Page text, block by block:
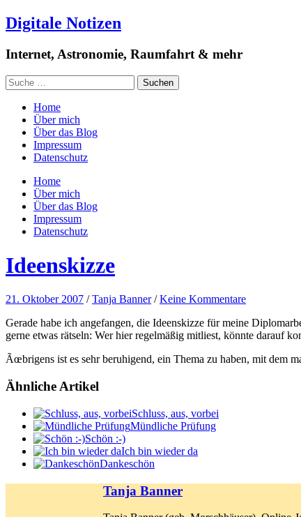
Digitale Notizen
Internet, Astronomie, Raumfahrt & mehr
Home
Über mich
Über das Blog
Impressum
Datenschutz
Home
Über mich
Über das Blog
Impressum
Datenschutz
Ideenskizze
21. Oktober 2007 /Tanja Banner /Keine Kommentare
Gerade habe ich angefangen, die Ideenskizze für meine
gerne etwas rätseln: Wer hier regelmäßig mitliest, könnte darauf
Ãœbrigens ist es sehr beruhigend, ein Thema zu haben, mit dem
Ähnliche Artikel
Schluss, aus, vorbei
Mündliche Prüfung
Schön :-)
Ich bin wieder da
Dankeschön
Tanja Banner